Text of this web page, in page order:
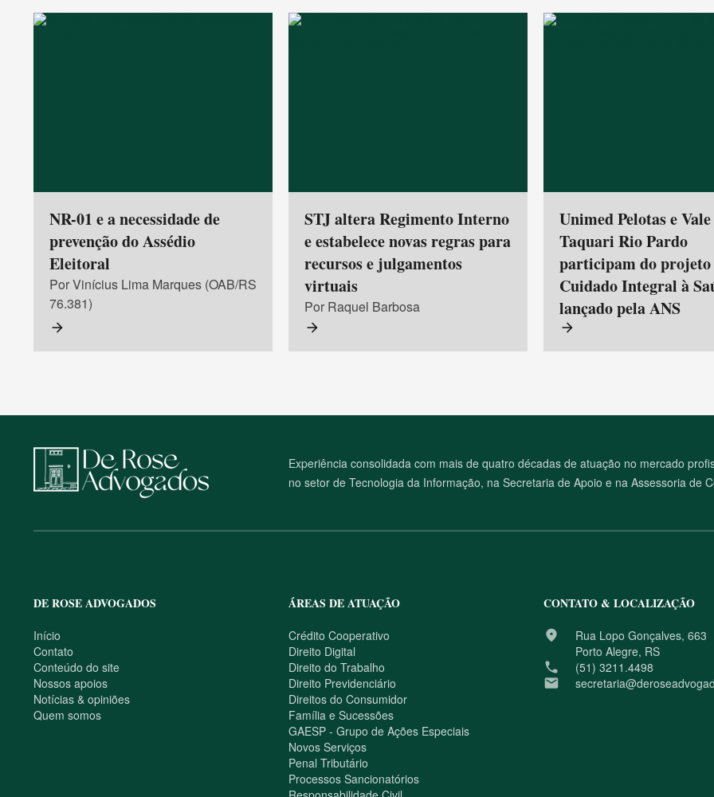
NR-01 e a necessidade de
prevenção do Assédio
Eleitoral
Por Vinícius Lima Marques (OAB/RS
76.381)
arrow_forward
STJ altera Regimento Interno
e estabelece novas regras para
recursos e julgamentos
virtuais
Por Raquel Barbosa
arrow_forward
Unimed Pelotas e
Taquari Rio Pardo
participam do projeto
Cuidado Integral à
lançado pela ANS
arrow_forward
M
a
s
Experiência consolidada com mais de quatro décadas de atuação no mercado
no setor de Tecnologia da Informação, na Secretaria de Apoio e na Assessoria de
DE ROSE ADVOGADOS
Início
Contato
Conteúdo do site
Nossos apoios
Notícias & opiniões
Quem somos
ÁREAS DE ATUAÇÃO
Crédito Cooperativo
Direito Digital
Direito do Trabalho
Direito Previdenciário
Direitos do Consumidor
Família e Sucessões
GAESP - Grupo de Ações Especiais
Novos Serviços
Penal Tributário
Processos Sancionatórios
CONTATO & LOCALIZAÇÃO
place
Rua Lopo Gonçalves, 663
Porto Alegre, RS
phone
(51) 3211.4498
email